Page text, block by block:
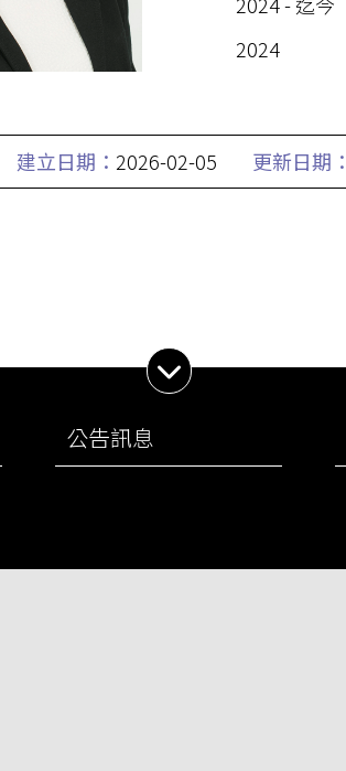
2024
建立日期： 2026-02-05 更新日期：
展開子選單
公告訊息